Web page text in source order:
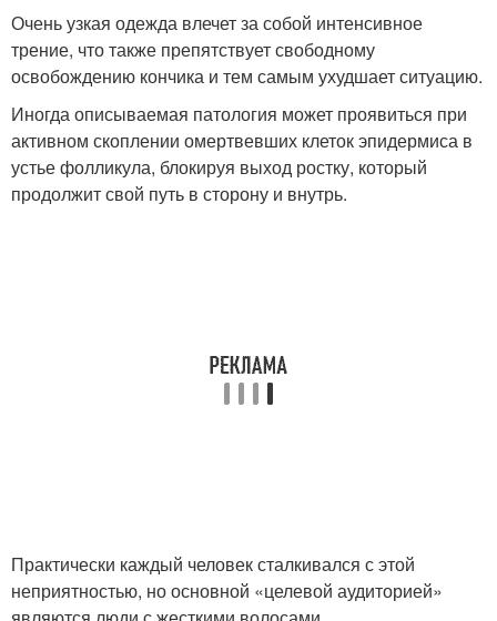
Очень узкая одежда влечет за собой интенсивное
трение, что также препятствует свободному
освобождению кончика и тем самым ухудшает ситуацию.
Иногда описываемая патология может проявиться при
активном скоплении омертвевших клеток эпидермиса в
устье фолликула, блокируя выход ростку, который
продолжит свой путь в сторону и внутрь.
Практически каждый человек сталкивался с этой
неприятностью, но основной «целевой аудиторией»